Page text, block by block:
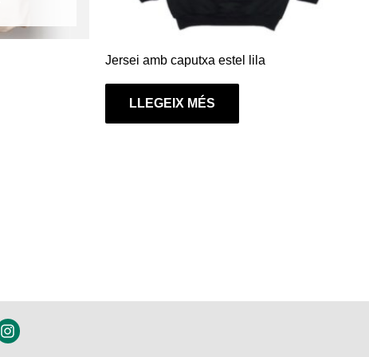
Jersei amb caputxa estel lila
LLEGEIX MÉS
I
n